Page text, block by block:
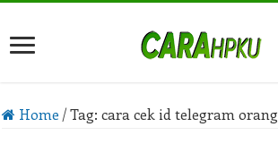
Home / Tag:cara cek id telegram orang